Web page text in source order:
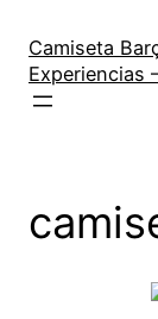
contenido
Camiseta
Experiencias